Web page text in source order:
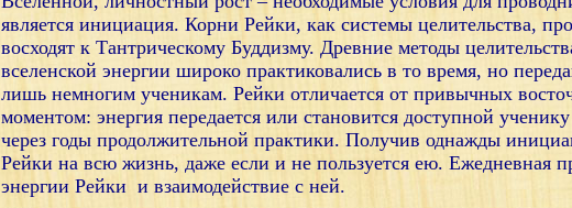
является инициация. Корни Рейки, как системы целительства,
восходят к Тантрическому Буддизму. Древние методы
вселенской энергии широко практиковались в то время, но
лишь немногим ученикам. Рейки отличается от привычных
моментом: энергия передается или становится доступной
через годы продолжительной практики. Получив однажды
Рейки на всю жизнь, даже если и не пользуется ею. Ежедневная
энергии Рейки и взаимодействие с ней.